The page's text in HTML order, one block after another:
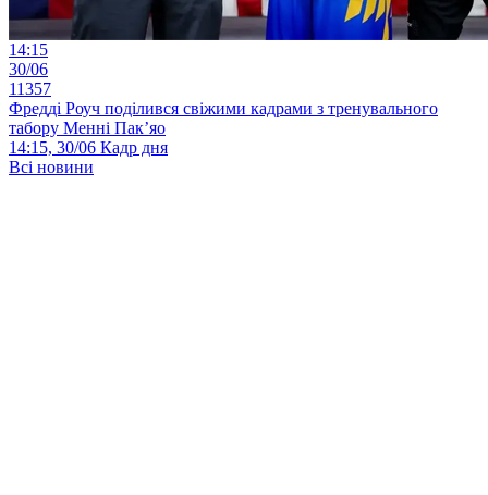
14:15
30/06
11357
Фредді Роуч поділився свіжими кадрами з тренувального
табору Менні Пак’яо
14:15, 30/06 Кадр дня
Всі новини